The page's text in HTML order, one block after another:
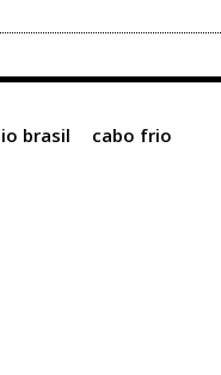
brasil cabo frio